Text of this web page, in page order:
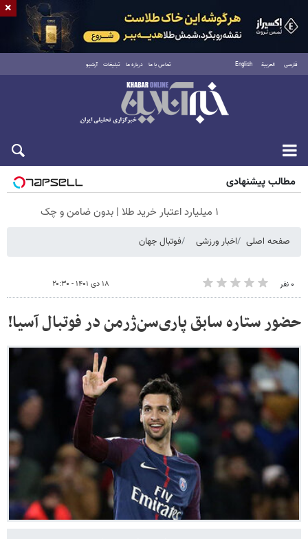
فارسی العربية English تماس با ما درباره ما تبلیغات آرشیو
جمعه ۱۶ مرداد ۱۴۰۵
مطالب پیشنهادی
۱ میلیارد اعتبار خرید طلا | بدون ضامن و چک
صفحه اصلی اخبار ورزشی فوتبال جهان
۰ نفر ۱۸ دی ۱۴۰۱ - ۲۰:۳۰
حضور ستاره سابق پاری‌سن‌ژرمن در فوتبال آسیا!
×